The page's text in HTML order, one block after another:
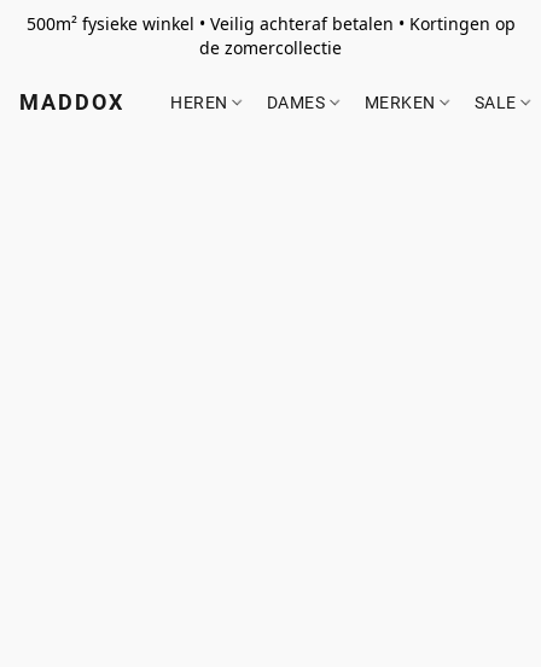
500m² fysieke winkel • Veilig achteraf betalen • Kortingen op
de zomercollectie
MADDOX HEREN DAMES MERKEN SALE